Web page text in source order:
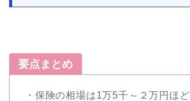
要点まとめ
・保険の相場は1万5千～２万円ほど